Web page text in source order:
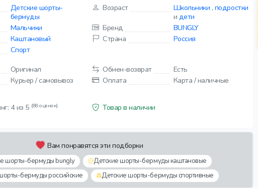
Детские шорты-
бермуды
Возраст Школьники , подростки
и дети
Мальчики Бренд
BUNGLY
Каштановый Страна
Россия
Спорт
Оригинал Обмен-возврат
Есть
Курьер / самовывоз Оплата Карта / наличные
4из 5 (88 оценок) Товар в наличии
Вам понравятся эти подборки
шорты-бермуды bungly
Детские шорты-бермуды каштановые
бермуды российские
Детские шорты-бермуды спортивные